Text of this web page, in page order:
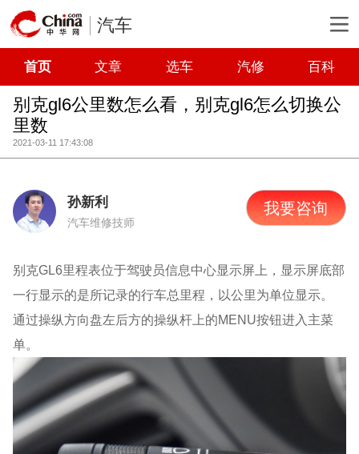
汽车
首页 文章 选车 汽修 百科
别克gl6公里数怎么看，别克gl6怎么切换公
里数
2021-03-11 17:43:08
孙新利
汽车维修技师
我要咨询
别克GL6里程表位于驾驶员信息中心显示屏上，显示屏底部
一行显示的是所记录的行车总里程，以公里为单位显示。
通过操纵方向盘左后方的操纵杆上的MENU按钮进入主菜
单。